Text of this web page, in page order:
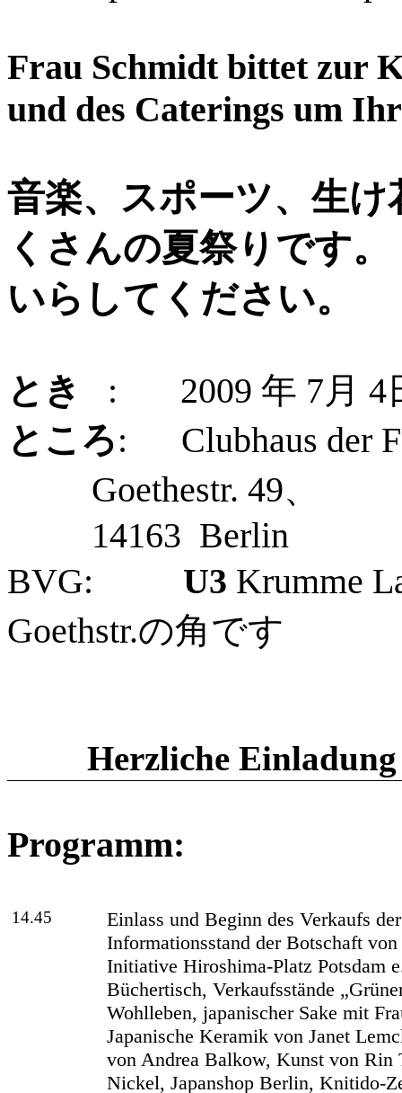
Frau Schmidt bittet zur
und des Caterings um
音楽、スポーツ、生
くさんの夏祭りです
いらしてください。
とき : 2009 年 7月 4
ところ:
Clubhaus der
Goethestr. 49、
14163 Berlin
BVG:
U3 Krumme
Goethstr.の角です
Herzliche
Programm:
14.45
Einlass und Beginn des Verkaufs
Informationsstand der Botschaft von
Initiative Hiroshima-Platz Potsdam
Büchertisch, Verkaufsstände
Wohlleben, japanischer Sake mit
Japanische Keramik von Janet
von Andrea Balkow, Kunst von Rin
Nickel, Japanshop Berlin, Knitido-